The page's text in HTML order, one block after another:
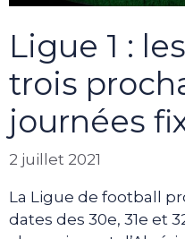
Ligue 1 :
trois
journées
2 juillet 2021
La Ligue de football
dates des 30e, 31e et